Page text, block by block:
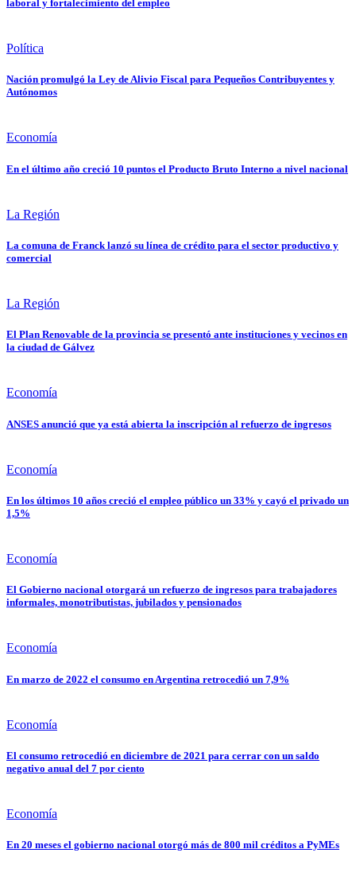
laboral y fortalecimiento del empleo
Política
Nación promulgó la Ley de Alivio Fiscal para Pequeños Contribuyentes y
Autónomos
Economía
En el último año creció 10 puntos el Producto Bruto Interno a nivel nacional
La Región
La comuna de Franck lanzó su línea de crédito para el sector productivo y
comercial
La Región
El Plan Renovable de la provincia se presentó ante instituciones y vecinos en
la ciudad de Gálvez
Economía
ANSES anunció que ya está abierta la inscripción al refuerzo de ingresos
Economía
En los últimos 10 años creció el empleo público un 33% y cayó el privado un
1,5%
Economía
El Gobierno nacional otorgará un refuerzo de ingresos para trabajadores
informales, monotributistas, jubilados y pensionados
Economía
En marzo de 2022 el consumo en Argentina retrocedió un 7,9%
Economía
El consumo retrocedió en diciembre de 2021 para cerrar con un saldo
negativo anual del 7 por ciento
Economía
En 20 meses el gobierno nacional otorgó más de 800 mil créditos a PyMEs